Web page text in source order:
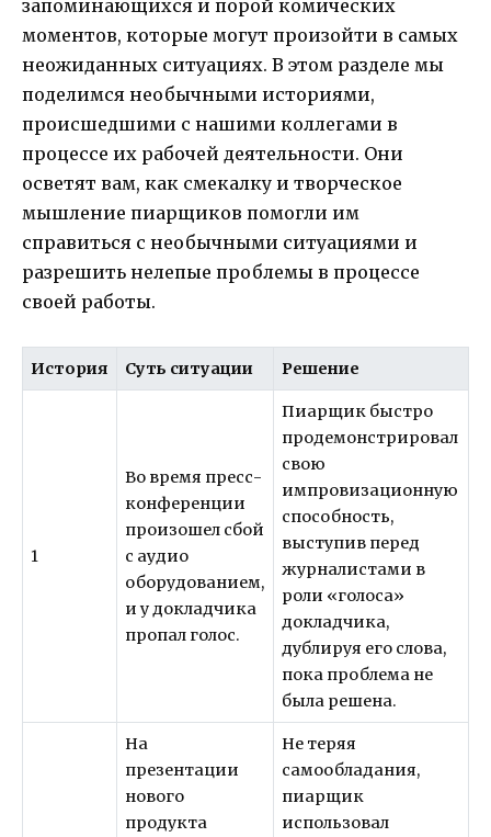
запоминающихся и порой комических
моментов, которые могут произойти в самых
неожиданных ситуациях. В этом разделе мы
поделимся необычными историями,
происшедшими с нашими коллегами в
процессе их рабочей деятельности. Они
осветят вам, как смекалку и творческое
мышление пиарщиков помогли им
справиться с необычными ситуациями и
разрешить нелепые проблемы в процессе
своей работы.
История Суть ситуации Решение
1
Во время пресс-
конференции
произошел сбой
с аудио
оборудованием,
и у докладчика
пропал голос.
Пиарщик быстро
продемонстрировал
свою
импровизационную
способность,
выступив перед
журналистами в
роли «голоса»
докладчика,
дублируя его слова,
пока проблема не
была решена.
На
презентации
нового
продукта
Не теряя
самообладания,
пиарщик
использовал